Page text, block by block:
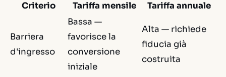
Criterio Tariffa mensile Tariffa annuale
Barriera
d'ingresso
Bassa —
favorisce la
conversione
iniziale
Alta — richiede
fiducia già
costruita